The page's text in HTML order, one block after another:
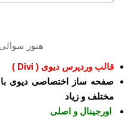
هنوز
قالب وردپرس دیوی ( Divi )
صفحه ساز اختصاصی دیوی با
مختلف و زیاد
اورجینال و اصلی